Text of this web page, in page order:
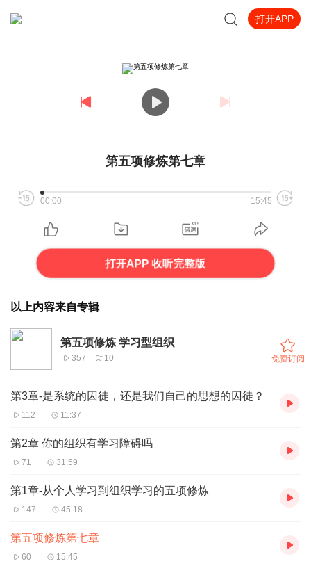
打开APP
第五项修炼第七章
00:00 15:45
打开APP 收听完整版
以上内容来自专辑
第五项修炼 学习型组织
357 10 免费订阅
第3章-是系统的囚徒，还是我们自己的思想的囚徒？
112 11:37
第2章 你的组织有学习障碍吗
71 31:59
第1章-从个人学习到组织学习的五项修炼
147 45:18
第五项修炼第七章
60 15:45